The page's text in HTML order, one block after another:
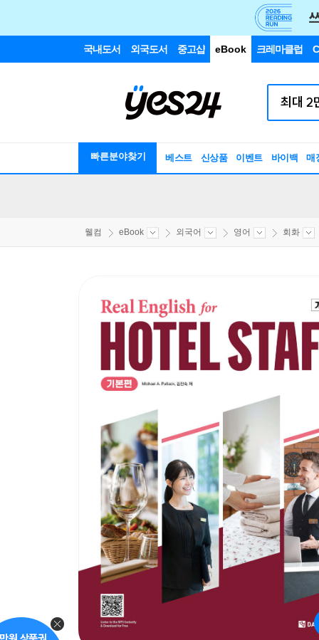
국내도서 외국도서 중고샵 eBook 크레마클럽
빠른분야찾기 베스트 신상품 이벤트 바이백 매
웰컴 eBook 외국어 영어 회화